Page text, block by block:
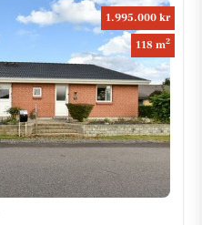
1.995.000 kr
118 m2